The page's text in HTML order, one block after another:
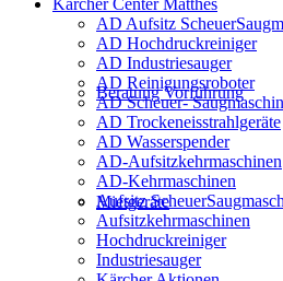
Beratung Vorführung
Mietgeräte
AD Aufsitz
AD Hochdruckreiniger
AD Industriesauger
AD Reinigungsroboter
AD Scheuer-
AD Trockeneisstrahlgeräte
AD Wasserspender
AD-Aufsitzkehrmaschinen
AD-Kehrmaschinen
Aufsitz
Aufsitzkehrmaschinen
Hochdruckreiniger
Industriesauger